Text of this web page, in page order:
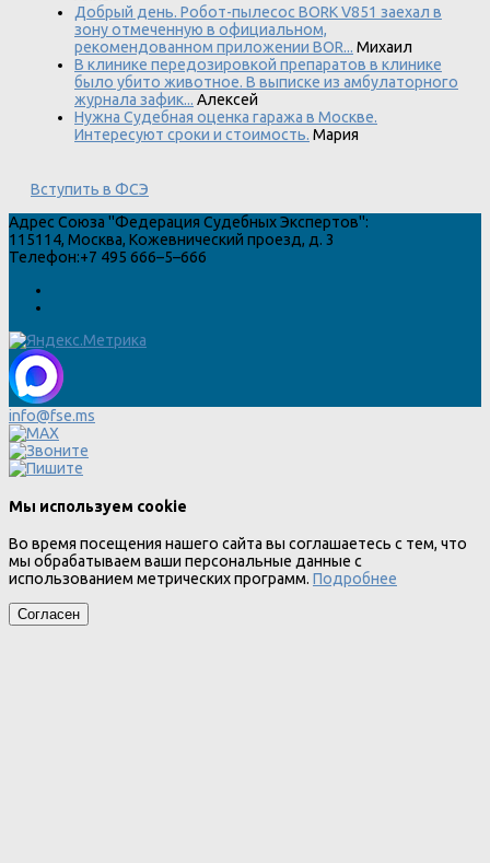
Добрый день. Робот-пылесос BORK V851 заехал в
зону отмеченную в официальном,
рекомендованном приложении BOR... Михаил
В клинике передозировкой препаратов в клинике
было убито животное. В выписке из амбулаторного
журнала зафик... Алексей
Нужна Судебная оценка гаража в Москве.
Интересуют сроки и стоимость. Мария
Вступить в ФСЭ
Адрес Союза "Федерация Судебных Экспертов":
115114, Москва, Кожевнический проезд, д. 3
Телефон:+7 495 666–5–666
info@fse.ms
Мы используем cookie
Во время посещения нашего сайта вы соглашаетесь с тем, что
мы обрабатываем ваши персональные данные с
использованием метрических программ. Подробнее
Согласен